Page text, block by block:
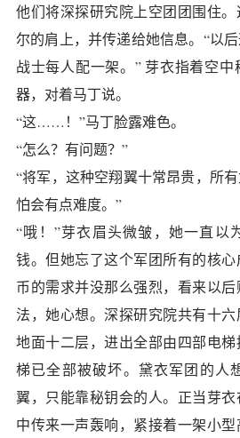
他们将深探研究院上空团团围住
尔的肩上，并传递给她信息。“以
战士每人配一架。” 芽衣指着空
器，对着马丁说。
“这……！”马丁脸露难色。
“怎么？有问题？”
“将军，这种空翔翼十常昂贵，所
怕会有点难度。”
“哦！”芽衣眉头微皱，她一直以
钱。但她忘了这个军团所有的核
币的需求并没那么强烈，看来以
法，她心想。深探研究院共有十六
地面十二层，进出全部由四部电
梯已全部被破坏。黛衣军团的人
翼，只能靠秘钥会的人。正当芽
中传来一声轰响，紧接着一架小